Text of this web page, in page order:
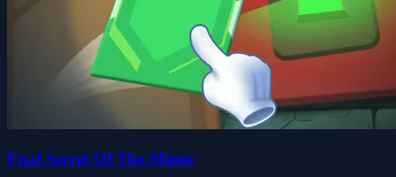
Fnaf Secret Of The Mimic